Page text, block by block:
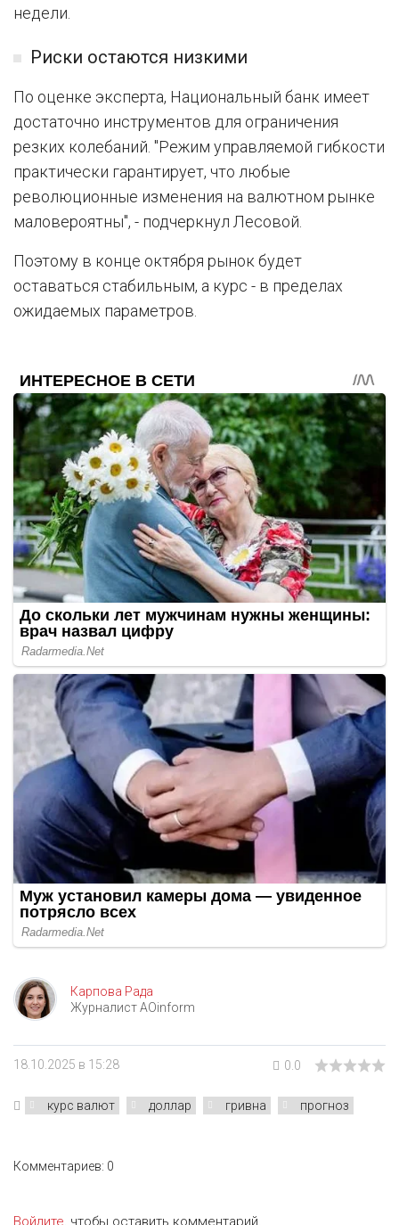
недели.
Риски остаются низкими
По оценке эксперта, Национальный банк имеет
достаточно инструментов для ограничения
резких колебаний. "Режим управляемой гибкости
практически гарантирует, что любые
революционные изменения на валютном рынке
маловероятны", - подчеркнул Лесовой.
Поэтому в конце октября рынок будет
оставаться стабильным, а курс - в пределах
ожидаемых параметров.
Карпова Рада
Журналист AOinform
18.10.2025 в 15:28 0.0
курс валют доллар гривна прогноз
Комментариев: 0
Войдите, чтобы оставить комментарий.